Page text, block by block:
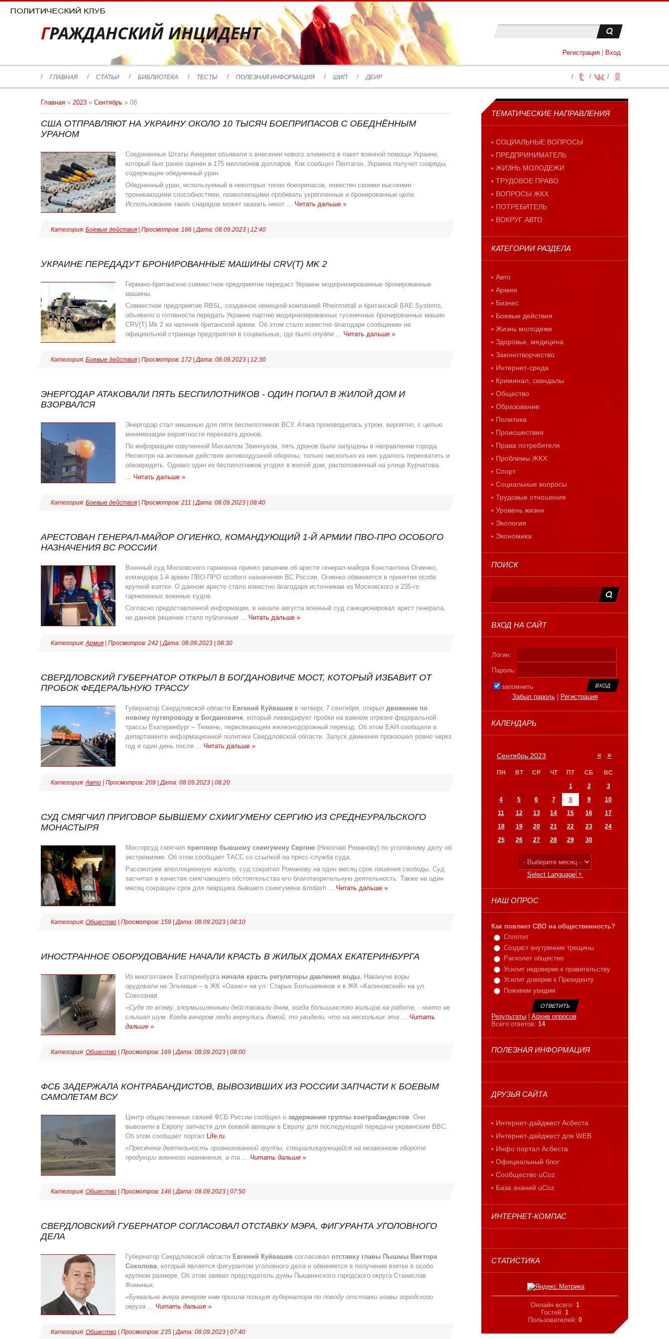
ГРАЖДАНСКИЙ ИНЦИДЕНТ
Регистрация Вход
ГЛАВНАЯ СТАТЬИ БИБЛИОТЕКА ТЕСТЫ ПОЛЕЗНАЯ ИНФОРМАЦИЯ ШИП ДЕИР
Главная » 2023 » Сентябрь » 08
США ОТПРАВЛЯЮТ НА УКРАИНУ ОКОЛО 10 ТЫСЯЧ БОЕПРИПАСОВ С ОБЕДНЁННЫМ
УРАНОМ
Соединенные Штаты Америки объявили о внесении нового элемента в пакет военной помощи Украине,
который был ранее оценен в 175 миллионов долларов. Как сообщил Пентагон, Украина получит снаряды,
содержащие обедненный уран.
Обедненный уран, используемый в некоторых типах боеприпасов, известен своими высокими
проникающими способностями, позволяющими пробивать укрепленные и бронированные цели.
Использование таких снарядов может оказать некот ... Читать дальше »
Категория: Боевые действия | Просмотров: 166 | Дата: 08.09.2023 12:40
УКРАИНЕ ПЕРЕДАДУТ БРОНИРОВАННЫЕ МАШИНЫ CRV(T) MK 2
Германо-британское совместное предприятие передаст Украине модернизированные бронированные
машины.
Совместное предприятие RBSL, созданное немецкой компанией Rheinmetall и британской BAE Systems,
объявило о готовности передать Украине партию модернизированных гусеничных бронированных машин
CRV(T) Mk 2 из наличия британской армии. Об этом стало известно благодаря сообщению на
официальной странице предприятия в социальных, где было опубли ... Читать дальше »
Категория: Боевые действия | Просмотров: 172 | Дата: 08.09.2023 12:30
ЭНЕРГОДАР АТАКОВАЛИ ПЯТЬ БЕСПИЛОТНИКОВ - ОДИН ПОПАЛ В ЖИЛОЙ ДОМ И
ВЗОРВАЛСЯ
Энергодар стал мишенью для пяти беспилотников ВСУ. Атака производилась утром, вероятно, с целью
минимизации вероятности перехвата дронов.
По информации озвученной Михаилом Звинчуком, пять дронов были запущены в направлении города.
Несмотря на активные действия антивоздушной обороны, только несколько из них удалось перехватить и
обезвредить. Однако один из беспилотников угодил в жилой дом, расположенный на улице Курчатова.
... Читать дальше »
Категория: Боевые действия | Просмотров: 211 | Дата: 08.09.2023 08:40
АРЕСТОВАН ГЕНЕРАЛ-МАЙОР ОГИЕНКО, КОМАНДУЮЩИЙ 1-Й АРМИИ ПВО-ПРО ОСОБОГО
НАЗНАЧЕНИЯ ВС РОССИИ
Военный суд Московского гарнизона принял решение об аресте генерал-майора Константина Огиенко,
командира 1-й армии ПВО-ПРО особого назначения ВС России. Огиенко обвиняется в принятии особо
крупной взятки. О данном аресте стало известно благодаря источникам из Московского и 235-го
гарнизонных военных судов.
Согласно предоставленной информации, в начале августа военный суд санкционировал арест генерала,
но данное решение стало публичным ... Читать дальше »
Категория:Армия | Просмотров: 242 | Дата: 08.09.2023 08:30
СВЕРДЛОВСКИЙ ГУБЕРНАТОР ОТКРЫЛ В БОГДАНОВИЧЕ МОСТ, КОТОРЫЙ ИЗБАВИТ ОТ
ПРОБОК ФЕДЕРАЛЬНУЮ ТРАССУ
Губернатор Свердловской области Евгений Куйвашев в четверг, 7 сентября, открыл движение по
новому путепроводу в Богдановиче, который ликвидирует пробки на важном отрезке федеральной
трассы Екатеринбург – Тюмень, пересекающем железнодорожный переезд. Об этом ЕАН сообщили в
департаменте информационной политики Свердловской области. Запуск движения произошел ровно через
год и один день после ... Читать дальше »
Категория:Авто | Просмотров: 209 | Дата: 08.09.2023 08:20
СУД СМЯГЧИЛ ПРИГОВОР БЫВШЕМУ СХИИГУМЕНУ СЕРГИЮ ИЗ СРЕДНЕУРАЛЬСКОГО
МОНАСТЫРЯ
Мосгорсуд смягчил приговор бывшему схиигумену Сергию (Николаю Романову) по уголовному делу об
экстремизме. Об этом сообщает ТАСС со ссылкой на пресс-служба суда.
Рассмотрев апелляционную жалобу, суд сократил Романову на один месяц срок лишения свободы. Суд
засчитал в качестве смягчающего обстоятельства его благотворительную деятельность. Также на один
месяц сокращен срок для пиарщика бывшего схиигумена &mdash ... Читать дальше »
Категория: Общество | Просмотров: 159 | Дата: 08.09.2023 08:10
ИНОСТРАННОЕ ОБОРУДОВАНИЕ НАЧАЛИ КРАСТЬ В ЖИЛЫХ ДОМАХ ЕКАТЕРИНБУРГА
Из многоэтажек Екатеринбурга начали красть регуляторы давления воды. Накануне воры
орудовали на Эльмаше – в ЖК «Оазис» на ул. Старых Большевиков и в ЖК «Калиновский» на ул.
Совхозная.
«Судя по всему, злоумышленники действовали днем, когда большинство жильцов на работе, - никто не
слышал шум. Когда вечером люди вернулись домой, то увидели, что на нескольких эта ... Читать
дальше »
Категория: Общество | Просмотров: 169 | Дата: 08.09.2023 08:00
ФСБ ЗАДЕРЖАЛА КОНТРАБАНДИСТОВ, ВЫВОЗИВШИХ ИЗ РОССИИ ЗАПЧАСТИ К БОЕВЫМ
САМОЛЕТАМ ВСУ
Центр общественных связей ФСБ России сообщил о задержании группы контрабандистов. Они
вывозили в Европу запчасти для боевой авиации в Европу для последующей передачи украинским ВВС.
Об этом сообщает портал Life.ru.
«Пресечена деятельность организованной группы, специализирующейся на незаконном обороте
продукции военного назначения, а та ... Читать дальше »
Категория: Общество | Просмотров: 146 | Дата: 08.09.2023 07:50
СВЕРДЛОВСКИЙ ГУБЕРНАТОР СОГЛАСОВАЛ ОТСТАВКУ МЭРА, ФИГУРАНТА УГОЛОВНОГО
ДЕЛА
Губернатор Свердловской области Евгений Куйвашев согласовал отставку главы Пышмы Виктора
Соколова, который является фигурантом уголовного дела и обвиняется в получении взятки в особо
крупном размере. Об этом заявил председатель думы Пышминского городского округа Станислав
Фоминых.
«Буквально вчера вечером нам пришла позиция губернатора по поводу отставки главы городского
округа ... Читать дальше »
Категория: Общество | Просмотров: 235 | Дата: 08.09.2023 07:40
ТЕМАТИЧЕСКИЕ НАПРАВЛЕНИЯ
СОЦИАЛЬНЫЕ ВОПРОСЫ
ПРЕДПРИНИМАТЕЛЬ
ЖИЗНЬ МОЛОДЕЖИ
ТРУДОВОЕ ПРАВО
ВОПРОСЫ ЖКХ
ПОТРЕБИТЕЛЬ
ВОКРУГ АВТО
КАТЕГОРИИ РАЗДЕЛА
Авто
Армия
Бизнес
Боевые действия
Жизнь молодежи
Здоровье, медицина
Законотворчество
Интернет-среда
Криминал, скандалы
Общество
Образование
Политика
Происшествия
Права потребителя
Проблемы ЖКХ
Спорт
Социальные вопросы
Трудовые отношения
Уровень жизни
Экология
Экономика
ПОИСК
ВХОД НА САЙТ
Логин:
Пароль:
запомнить
Забыл пароль| Регистрация
КАЛЕНДАРЬ
«
Сентябрь 2023 »
ПН ВТ СР ЧТ ПТ СБ
ВС
1
2
3
4
5 6 7 8 9
10
11
12 13 14 15 16
17
18
19 20 21 22 23
24
25
26 27 28 29 30
Select Language ▼
НАШ ОПРОС
Как повлиет СВО на общественность?
Сплотит
Создаст внутренние трещины
Расколет общество
Усилит недоверие к правительству
Усилит доверие к Президенту
Поживем увидим
Результаты
Архив опросов
Всего ответов: 14
ПОЛЕЗНАЯ ИНФОРМАЦИЯ
ДРУЗЬЯ САЙТА
Интернет-дайджест Асбеста
Интернет-дайджест для WEB
Инфо портал Асбеста
Официальный блог
Сообщество uCoz
База знаний uCoz
ИНТЕРНЕТ-КОМПАС
СТАТИСТИКА
Онлайн всего: 1
Гостей: 1
Пользователей: 0